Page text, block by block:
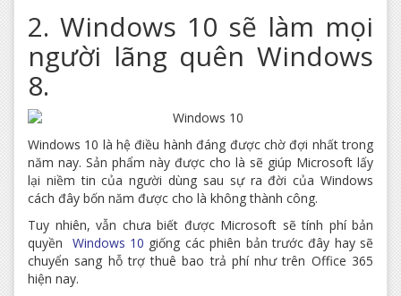
2. Windows 10 sẽ làm mọi
người lãng quên Windows
8.
Windows 10 là hệ điều hành đáng được chờ đợi nhất trong
năm nay. Sản phẩm này được cho là sẽ giúp Microsoft lấy
lại niềm tin của người dùng sau sự ra đời của Windows
cách đây bốn năm được cho là không thành công.
Tuy nhiên, vẫn chưa biết được Microsoft sẽ tính phí bản
quyền Windows 10 giống các phiên bản trước đây hay sẽ
chuyển sang hỗ trợ thuê bao trả phí như trên Office 365
hiện nay.